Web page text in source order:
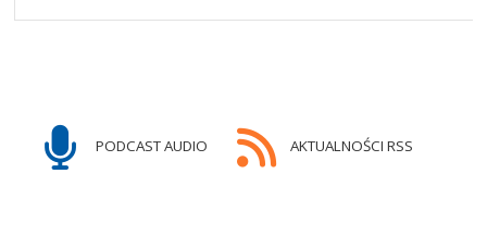
PODCAST AUDIO AKTUALNOŚCI RSS